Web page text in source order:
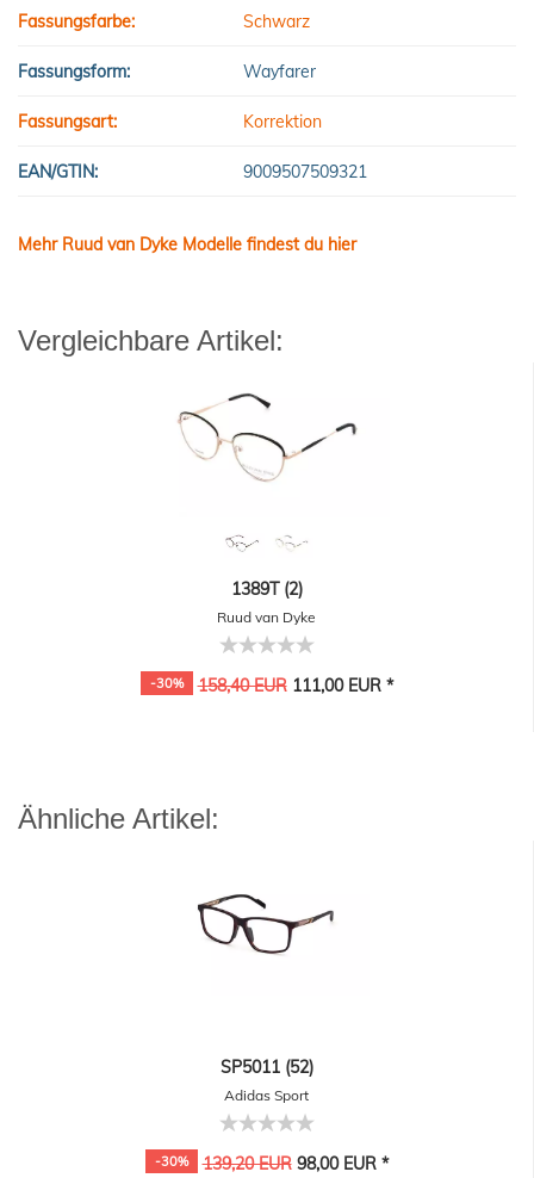
Fassungsfarbe: Schwarz
Fassungsform: Wayfarer
Fassungsart: Korrektion
EAN/GTIN: 9009507509321
Mehr Ruud van Dyke Modelle findest du hier
Vergleichbare Artikel:
1389T (2)
Ruud van Dyke
-30% 158,40 EUR111,00 EUR *
Ähnliche Artikel:
SP5011 (52)
Adidas Sport
-30% 139,20 EUR98,00 EUR *